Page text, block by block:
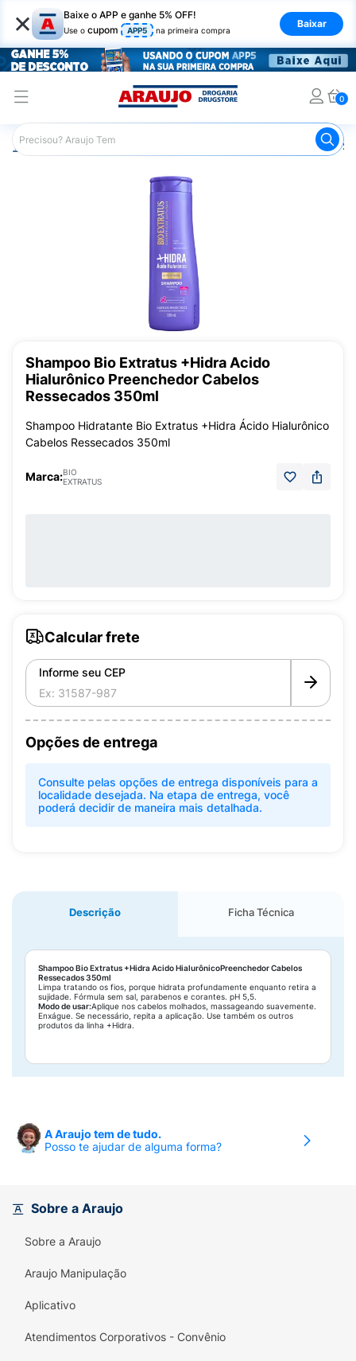
× Baixe o APP e ganhe 5% OFF!
Use o cupom APP5 na primeira compra
Baixar
0
Araujo Cabelo Cabelos Ressecados ou
Shampoo Bio Extratus +Hidra Acido
Hialurônico Preenchedor Cabelos
Ressecados 350ml
Shampoo Hidratante Bio Extratus +Hidra Ácido Hialurônico
Cabelos Ressecados 350ml
Marca:BIO
EXTRATUS
Calcular frete
Informe seu CEP
Opções de entrega
Consulte pelas opções de entrega disponíveis para a
localidade desejada. Na etapa de entrega, você
poderá decidir de maneira mais detalhada.
Descrição Ficha Técnica
Shampoo Bio Extratus +Hidra Acido HialurônicoPreenchedor Cabelos
Ressecados 350ml
Limpa tratando os fios, porque hidrata profundamente enquanto retira a
sujidade. Fórmula sem sal, parabenos e corantes. pH 5,5.
Modo de usar:Aplique nos cabelos molhados, massageando suavemente.
Enxágue. Se necessário, repita a aplicação. Use também os outros
produtos da linha +Hidra.
A Araujo tem de tudo.
Posso te ajudar de alguma forma?
Sobre a Araujo
Sobre a Araujo
Araujo Manipulação
Aplicativo
Atendimentos Corporativos - Convênio